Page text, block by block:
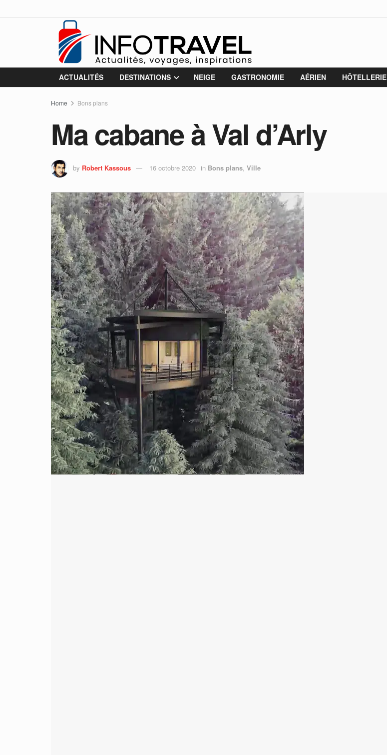
ACTUALITÉS DESTINATIONS NEIGE GASTRONOMIE AÉRIEN HÔTELLERIE
Home Bons plans
Ma cabane à Val d’Arly
by Robert Kassous 16 octobre 2020 in Bons plans, Ville